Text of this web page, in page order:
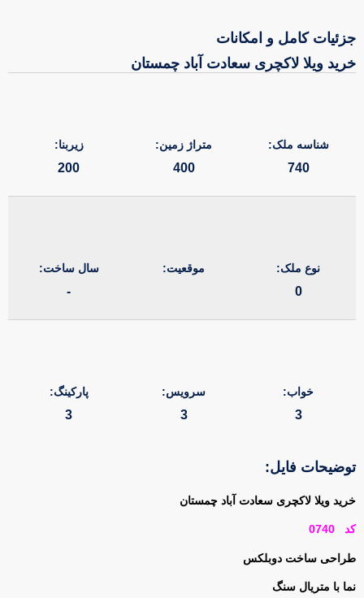
جزئیات کامل و امکانات
خرید ویلا لاکچری سعادت آباد چمستان
شناسه ملک:
740
متراژ زمین:
400
زیربنا:
200
نوع ملک:
0
موقعیت: سال ساخت:
-
خواب:
3
سرویس:
3
پارکینگ:
3
توضیحات فایل:
خرید ویلا لاکچری سعادت آباد چمستان
کد 0740
طراحی ساخت دوبلکس
نما با متریال سنگ